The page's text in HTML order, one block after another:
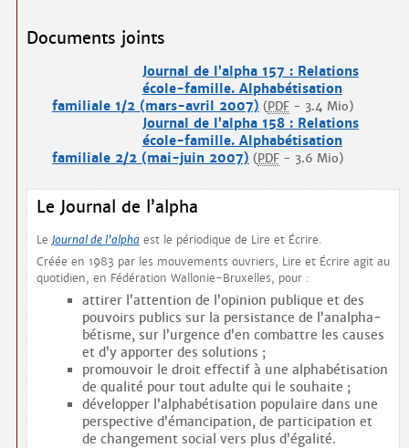
Documents joints
Journal de l’alpha 157 : Relations
école-famille. Alphabétisation
familiale 1/2 (mars-avril 2007) ( PDF- 3.4 Mio)
Journal de l’alpha 158 : Relations
école-famille. Alphabétisation
familiale 2/2 (mai-juin 2007) ( PDF- 3.6 Mio)
Le Journal de l’alpha
Le Journal de l’alphaest le périodique de Lire et Écrire.
Créée en 1983 par les mouvements ouvriers, Lire et Écrire agit au
quotidien, en Fédération Wallonie-Bruxelles, pour :
attirer l’attention de l’opinion publique et des
pouvoirs publics sur la persistance de l’analpha­
bétisme, sur l’urgence d’en combattre les causes
et d’y apporter des solutions ;
promouvoir le droit effectif à une alphabétisation
de qualité pour tout adulte qui le souhaite ;
développer l’alphabétisation populaire dans une
perspective d’émancipation, de participation et
de changement social vers plus d’égalité.